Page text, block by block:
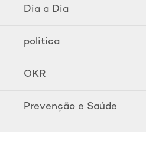
Dia a Dia
politica
OKR
Prevenção e Saúde